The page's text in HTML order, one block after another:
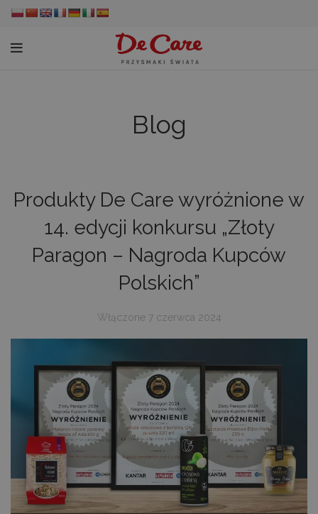
Blog
Produkty De Care wyróżnione w
14. edycji konkursu „Złoty
Paragon – Nagroda Kupców
Polskich”
Włączone 7 czerwca 2024